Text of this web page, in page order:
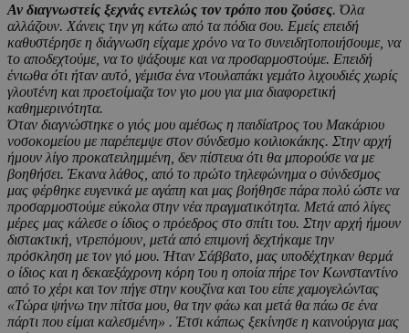
Αν διαγνωστείς ξεχνάς εντελώς τον τρόπο που ζούσες. Όλα
αλλάζουν. Χάνεις την γη κάτω από τα πόδια σου. Εμείς επειδή
καθυστέρησε η διάγνωση είχαμε χρόνο να το συνειδητοποιήσουμε, να
το αποδεχτούμε, να το ψάξουμε και να προσαρμοστούμε. Επειδή
ένιωθα ότι ήταν αυτό, γέμισα ένα ντουλαπάκι γεμάτο λιχουδιές χωρίς
γλουτένη και προετοίμαζα τον γιο μου για μια διαφορετική
καθημερινότητα.
Όταν διαγνώστηκε ο γιός μου αμέσως η παιδίατρος του Μακάριου
νοσοκομείου με παρέπεμψε στον σύνδεσμο κοιλιοκάκης. Στην αρχή
ήμουν λίγο προκατειλημμένη, δεν πίστευα ότι θα μπορούσε να με
βοηθήσει. Έκανα λάθος, από το πρώτο τηλεφώνημα ο σύνδεσμος
μας φέρθηκε ευγενικά με αγάπη και μας βοήθησε πάρα πολύ ώστε να
προσαρμοστούμε εύκολα στην νέα πραγματικότητα. Μετά από λίγες
μέρες μας κάλεσε ο ίδιος ο πρόεδρος στο σπίτι του. Στην αρχή ήμουν
διστακτική, ντρεπόμουν, μετά από επιμονή δεχτήκαμε την
πρόσκληση με τον γιό μου. Ήταν Σάββατο, μας υποδέχτηκαν θερμά
ο ίδιος και η δεκαεξάχρονη κόρη του η οποία πήρε τον Κωνσταντίνο
από το χέρι και τον πήγε στην κουζίνα και του είπε χαμογελώντας
«Τώρα ψήνω την πίτσα μου, θα την φάω και μετά θα πάω σε ένα
πάρτι που είμαι καλεσμένη» . Έτσι κάπως ξεκίνησε η καινούργια μας